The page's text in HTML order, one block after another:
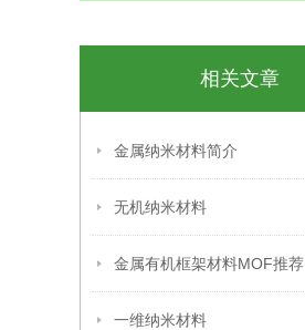
相关文章
金属纳米材料简介
无机纳米材料
金属有机框架材料MOF推荐
一维纳米材料